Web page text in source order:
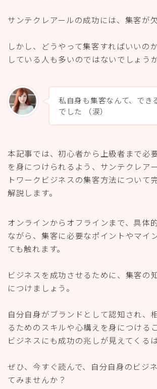
サンテクレアールの成功には、集客が
しかし、どうやって集客すればいいの
している人も多いのではないでしょうか
私自身も集客なんて、でき
でした （涙）
本記事では、初心者から上級者まで必
を身につけられるよう、サンテクレア
トワークビジネスの集客方法について
解説します。
オンラインからオフラインまで、具体
ながら、集客に必要なポイントやマイ
ても触れます。
ビジネスを成功させるために、集客の
につけましょう。
自分自身がブランドとして認知され、
るためのスキルや心構えを身につける
ビジネスにも成功の兆しが見えてくるは
ぜひ、今すぐ読んで、自分自身のビジ
てみませんか？